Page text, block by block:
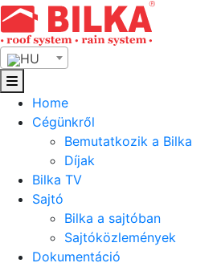
Skip
to
content
HU
Home
Cégünkről
Bemutatkozik a Bilka
Díjak
Bilka TV
Sajtó
Bilka a sajtóban
Sajtóközlemények
Dokumentáció